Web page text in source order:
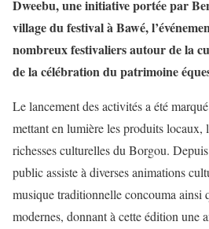
Dweebu, une initiative portée par
village du festival à Bawé,
nombreux festivaliers autour de la
de la célébration du patrimoine
Le lancement des activités a été
mettant en lumière les produits locaux,
richesses culturelles du Borgou.
public assiste à diverses animations
musique traditionnelle concouma ainsi
modernes, donnant à cette édition une